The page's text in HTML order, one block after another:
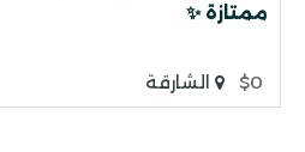
ممتازة ✨
$0 الشارقة